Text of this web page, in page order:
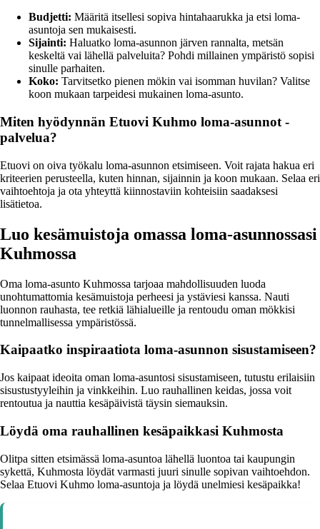
Budjetti: Määritä itsellesi sopiva hintahaarukka ja etsi loma-
asuntoja sen mukaisesti.
Sijainti: Haluatko loma-asunnon järven rannalta, metsän
keskeltä vai lähellä palveluita? Pohdi millainen ympäristö sopisi
sinulle parhaiten.
Koko: Tarvitsetko pienen mökin vai isomman huvilan? Valitse
koon mukaan tarpeidesi mukainen loma-asunto.
Miten hyödynnän Etuovi Kuhmo loma-asunnot -
palvelua?
Etuovi on oiva työkalu loma-asunnon etsimiseen. Voit rajata hakua eri
kriteerien perusteella, kuten hinnan, sijainnin ja koon mukaan. Selaa eri
vaihtoehtoja ja ota yhteyttä kiinnostaviin kohteisiin saadaksesi
lisätietoa.
Luo kesämuistoja omassa loma-asunnossasi
Kuhmossa
Oma loma-asunto Kuhmossa tarjoaa mahdollisuuden luoda
unohtumattomia kesämuistoja perheesi ja ystäviesi kanssa. Nauti
luonnon rauhasta, tee retkiä lähialueille ja rentoudu oman mökkisi
tunnelmallisessa ympäristössä.
Kaipaatko inspiraatiota loma-asunnon sisustamiseen?
Jos kaipaat ideoita oman loma-asuntosi sisustamiseen, tutustu erilaisiin
sisustustyyleihin ja vinkkeihin. Luo rauhallinen keidas, jossa voit
rentoutua ja nauttia kesäpäivistä täysin siemauksin.
Löydä oma rauhallinen kesäpaikkasi Kuhmosta
Olitpa sitten etsimässä loma-asuntoa lähellä luontoa tai kaupungin
sykettä, Kuhmosta löydät varmasti juuri sinulle sopivan vaihtoehdon.
Selaa Etuovi Kuhmo loma-asuntoja ja löydä unelmiesi kesäpaikka!